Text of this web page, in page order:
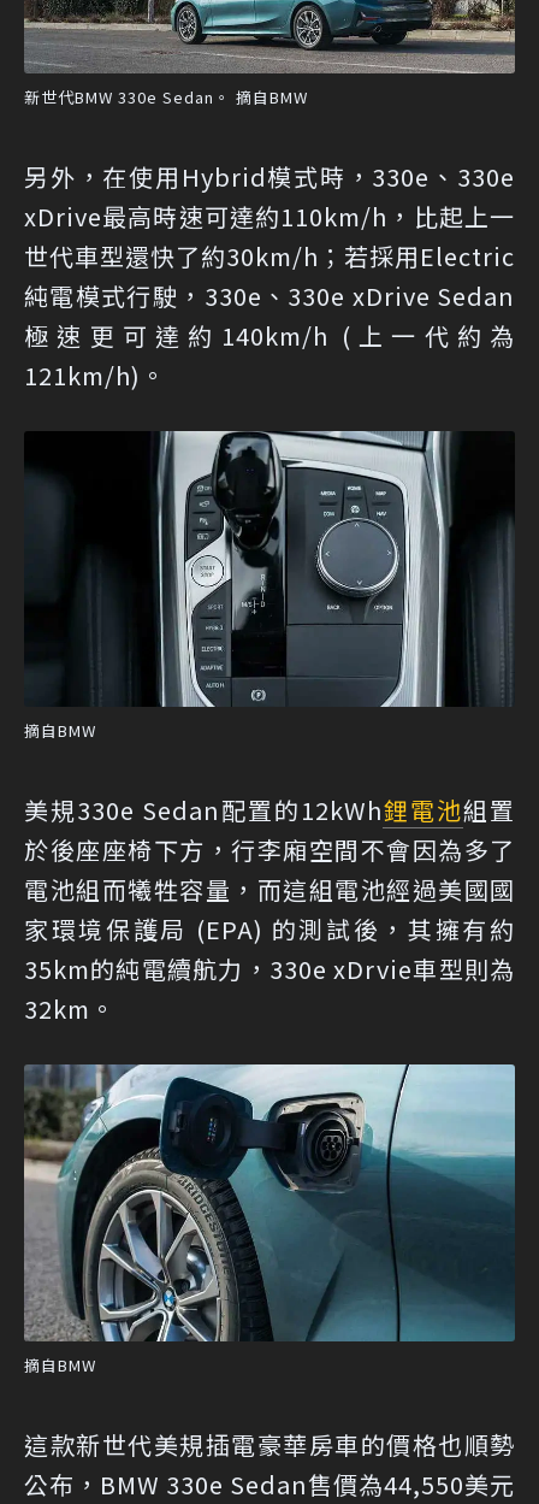
新世代BMW 330e Sedan。 摘自BMW
另外，在使用Hybrid模式時，330e、330e
xDrive最高時速可達約110km/h，比起上一
世代車型還快了約30km/h；若採用Electric
純電模式行駛，330e、330e xDrive Sedan
極速更可達約140km/h (上一代約為
121km/h)。
摘自BMW
美規330e Sedan配置的12kWh鋰電池組置
於後座座椅下方，行李廂空間不會因為多了
電池組而犧牲容量，而這組電池經過美國國
家環境保護局 (EPA) 的測試後，其擁有約
35km的純電續航力，330e xDrvie車型則為
32km。
摘自BMW
這款新世代美規插電豪華房車的價格也順勢
公布，BMW 330e Sedan售價為44,550美元